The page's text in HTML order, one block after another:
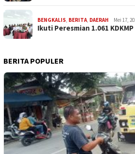
BENGKALIS BERITA DAERAH Mei 17,
Ikuti Peresmian 1.061
BERITA POPULER